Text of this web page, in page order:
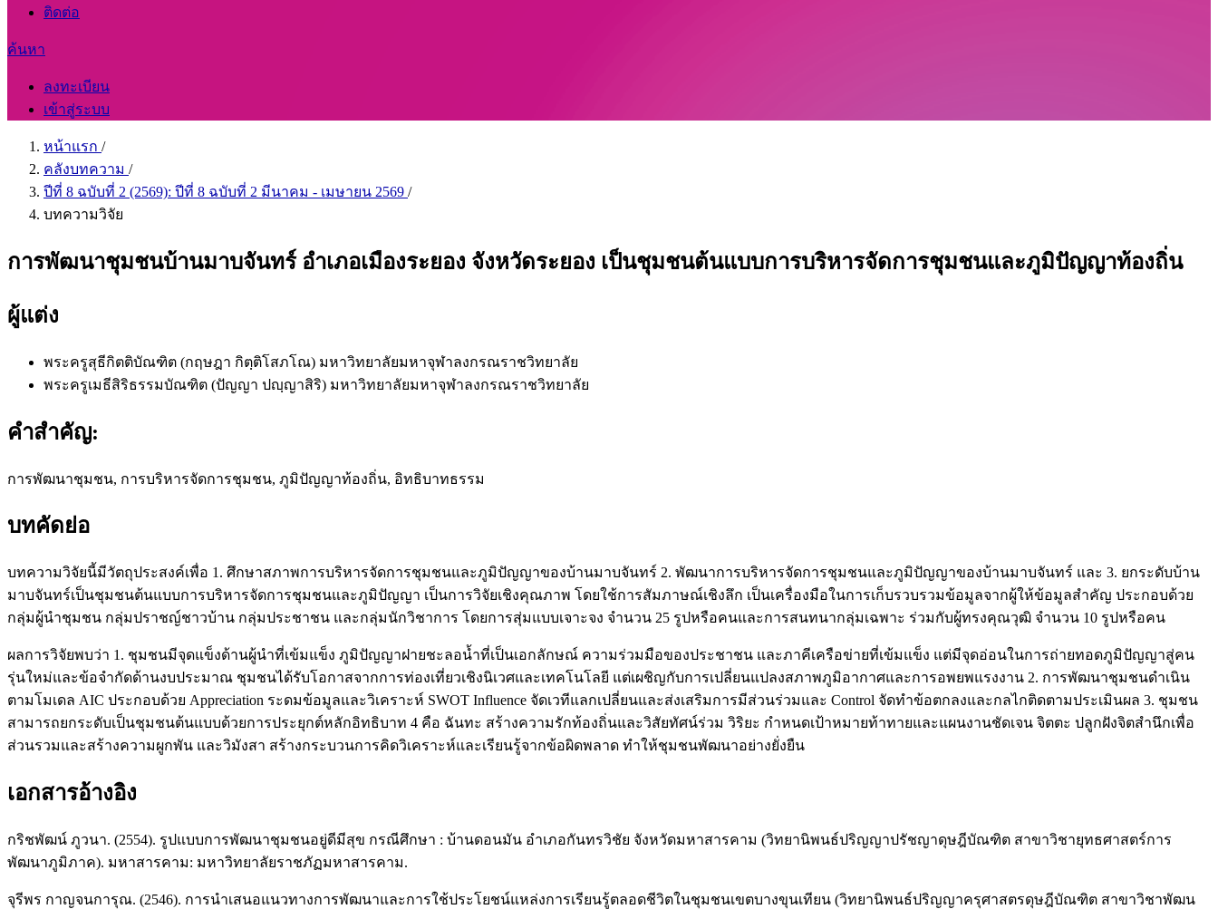
ติดต่อ
ค้นหา
ลงทะเบียน
เข้าสู่ระบบ
หน้าแรก /
คลังบทความ /
ปีที่ 8 ฉบับที่ 2 (2569): ปีที่ 8 ฉบับที่ 2 มีนาคม - เมษายน 2569 /
บทความวิจัย
การพัฒนาชุมชนบ้านมาบจันทร์ อำเภอเมืองระยอง จังหวัดระยอง เป็นชุมชนต้นแบบการบริหารจัดการชุมชนและภูมิปัญญาท้องถิ่น
ผู้แต่ง
พระครูสุธีกิตติบัณฑิต (กฤษฎา กิตฺติโสภโณ) มหาวิทยาลัยมหาจุฬาลงกรณราชวิทยาลัย
พระครูเมธีสิริธรรมบัณฑิต (ปัญญา ปญฺญาสิริ) มหาวิทยาลัยมหาจุฬาลงกรณราชวิทยาลัย
คำสำคัญ:
การพัฒนาชุมชน, การบริหารจัดการชุมชน, ภูมิปัญญาท้องถิ่น, อิทธิบาทธรรม
บทคัดย่อ
บทความวิจัยนี้มีวัตถุประสงค์เพื่อ 1. ศึกษาสภาพการบริหารจัดการชุมชนและภูมิปัญญาของบ้านมาบจันทร์ 2. พัฒนาการบริหารจัดการชุมชนและภูมิปัญญาของบ้านมาบจันทร์ และ 3. ยกระดับบ้าน
มาบจันทร์เป็นชุมชนต้นแบบการบริหารจัดการชุมชนและภูมิปัญญา เป็นการวิจัยเชิงคุณภาพ โดยใช้การสัมภาษณ์เชิงลึก เป็นเครื่องมือในการเก็บรวบรวมข้อมูลจากผู้ให้ข้อมูลสำคัญ ประกอบด้วย
กลุ่มผู้นำชุมชน กลุ่มปราชญ์ชาวบ้าน กลุ่มประชาชน และกลุ่มนักวิชาการ โดยการสุ่มแบบเจาะจง จำนวน 25 รูปหรือคนและการสนทนากลุ่มเฉพาะ ร่วมกับผู้ทรงคุณวุฒิ จำนวน 10 รูปหรือคน
ผลการวิจัยพบว่า 1. ชุมชนมีจุดแข็งด้านผู้นำที่เข้มแข็ง ภูมิปัญญาฝายชะลอน้ำที่เป็นเอกลักษณ์ ความร่วมมือของประชาชน และภาคีเครือข่ายที่เข้มแข็ง แต่มีจุดอ่อนในการถ่ายทอดภูมิปัญญาสู่คน
รุ่นใหม่และข้อจำกัดด้านงบประมาณ ชุมชนได้รับโอกาสจากการท่องเที่ยวเชิงนิเวศและเทคโนโลยี แต่เผชิญกับการเปลี่ยนแปลงสภาพภูมิอากาศและการอพยพแรงงาน 2. การพัฒนาชุมชนดำเนิน
ตามโมเดล AIC ประกอบด้วย Appreciation ระดมข้อมูลและวิเคราะห์ SWOT Influence จัดเวทีแลกเปลี่ยนและส่งเสริมการมีส่วนร่วมและ Control จัดทำข้อตกลงและกลไกติดตามประเมินผล 3. ชุมชน
สามารถยกระดับเป็นชุมชนต้นแบบด้วยการประยุกต์หลักอิทธิบาท 4 คือ ฉันทะ สร้างความรักท้องถิ่นและวิสัยทัศน์ร่วม วิริยะ กำหนดเป้าหมายท้าทายและแผนงานชัดเจน จิตตะ ปลูกฝังจิตสำนึกเพื่อ
ส่วนรวมและสร้างความผูกพัน และวิมังสา สร้างกระบวนการคิดวิเคราะห์และเรียนรู้จากข้อผิดพลาด ทำให้ชุมชนพัฒนาอย่างยั่งยืน
เอกสารอ้างอิง
กริชพัฒน์ ภูวนา. (2554). รูปแบบการพัฒนาชุมชนอยู่ดีมีสุข กรณีศึกษา : บ้านดอนมัน อำเภอกันทรวิชัย จังหวัดมหาสารคาม (วิทยานิพนธ์ปริญญาปรัชญาดุษฎีบัณฑิต สาขาวิชายุทธศาสตร์การ
พัฒนาภูมิภาค). มหาสารคาม: มหาวิทยาลัยราชภัฏมหาสารคาม.
จุรีพร กาญจนการุณ. (2546). การนำเสนอแนวทางการพัฒนาและการใช้ประโยชน์แหล่งการเรียนรู้ตลอดชีวิตในชุมชนเขตบางขุนเทียน (วิทยานิพนธ์ปริญญาครุศาสตรดุษฎีบัณฑิต สาขาวิชาพัฒน